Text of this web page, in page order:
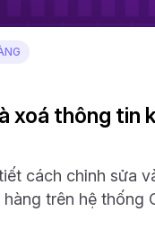
xoá thông tin
cách chỉnh sửa
trên hệ thống
hàng loạt